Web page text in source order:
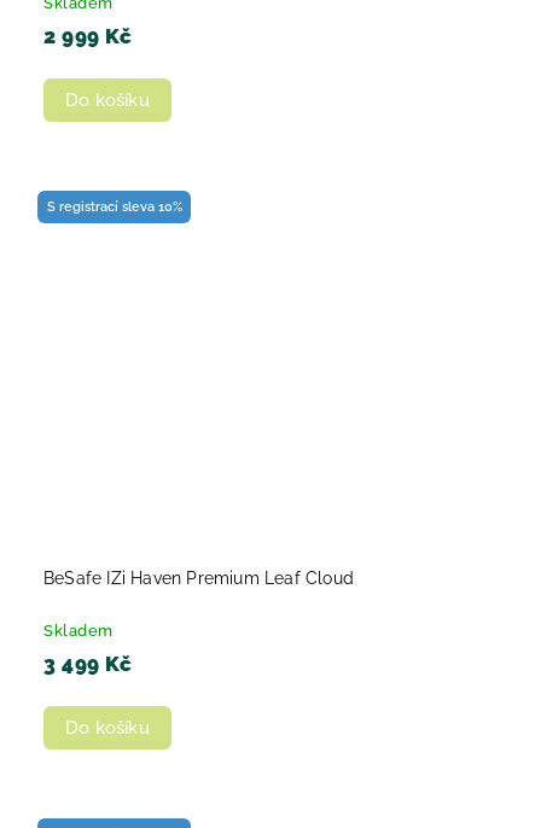
2 999 Kč
Do košíku
S registrací sleva 10%
BeSafe IZi Haven Premium Leaf Cloud
Skladem
3 499 Kč
Do košíku